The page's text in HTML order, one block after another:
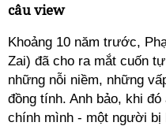
câu view
Khoảng 10 năm trước,
Zai) đã cho ra mắt cuốn
những nỗi niềm, những
đồng tính. Anh bảo, khi
chính mình - một người